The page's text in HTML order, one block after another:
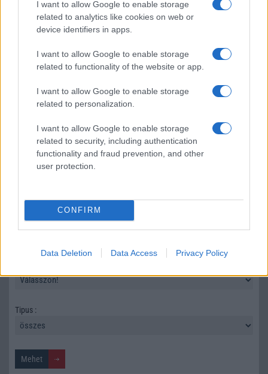
I want to allow Google to enable storage
related to analytics like cookies on web or
device identifiers in apps.
I want to allow Google to enable storage
related to functionality of the website or app.
I want to allow Google to enable storage
related to personalization.
I want to allow Google to enable storage
related to security, including authentication
functionality and fraud prevention, and other
user protection.
CONFIRM
Data Deletion Data Access Privacy Policy
Élőképeken a Dark Cherry színű iPhone 18 Pro Max!
Itt a vég a Galaxy S23 széria számára: a One UI 9 lehet az
utolsó nagy frissítés
Keressen a telefonboltok ajánlatai között!
Tipus :